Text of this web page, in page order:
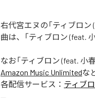
右代宮エヌの「ティブロ
曲は、「ティブロン (feat.
なお「ティブロン (feat. 小
Amazon Music Unlimitedな
各配信サービス： ティブ